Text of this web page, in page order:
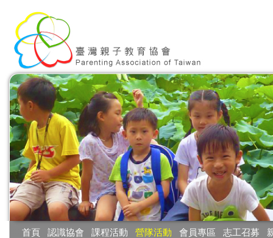
首頁 認識協會 課程活動 營隊活動 會員專區 志工召募